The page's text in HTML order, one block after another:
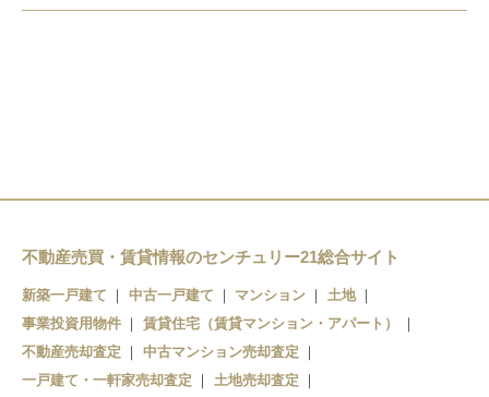
豊四季駅
不動産売買・賃貸情報のセンチュリー21総合サイト
新築一戸建て 中古一戸建て マンション
土地
事業投資用物件
賃貸住宅（賃貸マンション・アパート）
不動産売却査定
中古マンション売却査定
一戸建て・一軒家売却査定
土地売却査定